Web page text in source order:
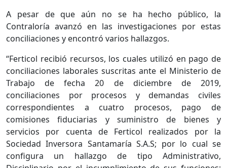
A pesar de que aún no se ha hecho público, la
Contraloría avanzó en las investigaciones por estas
conciliaciones y encontró varios hallazgos.
“Ferticol recibió recursos, los cuales utilizó en pago de
conciliaciones laborales suscritas ante el Ministerio de
Trabajo de fecha 20 de diciembre de 2019,
conciliaciones por procesos y demandas civiles
correspondientes a cuatro procesos, pago de
comisiones fiduciarias y suministro de bienes y
servicios por cuenta de Ferticol realizados por la
Sociedad Inversora Santamaría S.A.S; por lo cual se
configura un hallazgo de tipo Administrativo,